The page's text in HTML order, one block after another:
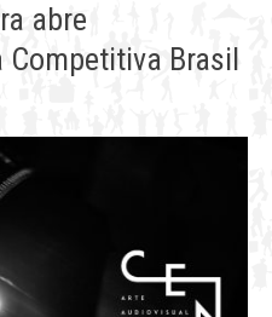
abre
Brasil